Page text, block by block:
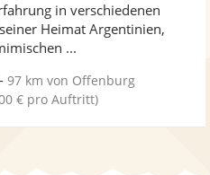
5
Sternen
in verschiedenen
Heimat Argentinien,
...
-97 km von Offenburg
€ pro Auftritt)